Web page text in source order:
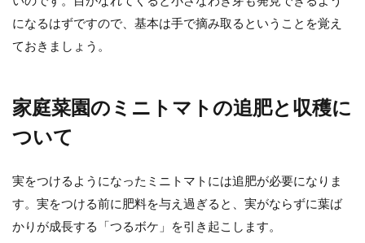
になるはずですので、基本は手で摘み取るということを覚え
ておきましょう。
家庭菜園のミニトマトの追肥と収穫に
ついて
実をつけるようになったミニトマトには追肥が必要になりま
す。実をつける前に肥料を与え過ぎると、実がならずに葉ば
かりが成長する「つるボケ」を引き起こします。